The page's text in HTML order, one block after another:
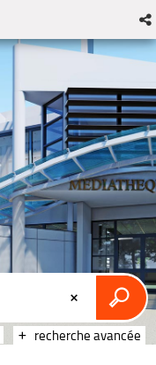
recherche avancée